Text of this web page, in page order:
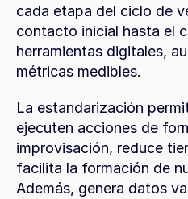
cada etapa del ciclo de
contacto inicial hasta el
herramientas digitales,
métricas medibles.
La estandarización
ejecuten acciones de
improvisación, reduce
facilita la formación de
Además, genera datos